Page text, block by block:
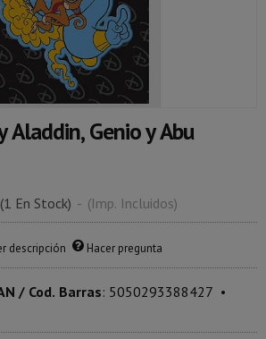
Aladdin, Genio y Abu
(1 En Stock) - (Imp. Incluidos)
descripción Hacer pregunta
/ Cod. Barras: 5050293388427 •